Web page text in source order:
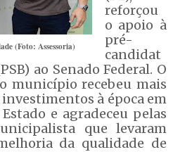
(Foto: Assessoria)
reforçou
o apoio à
pré-
candidat
ao Senado Federal. O
município recebeu mais
à época em
e agradeceu pelas
que levaram
da qualidade de